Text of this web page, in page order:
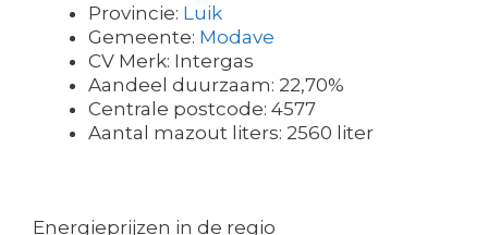
Provincie: Luik
Gemeente: Modave
CV Merk: Intergas
Aandeel duurzaam: 22,70%
Centrale postcode: 4577
Aantal mazout liters: 2560 liter
Energieprijzen in de regio